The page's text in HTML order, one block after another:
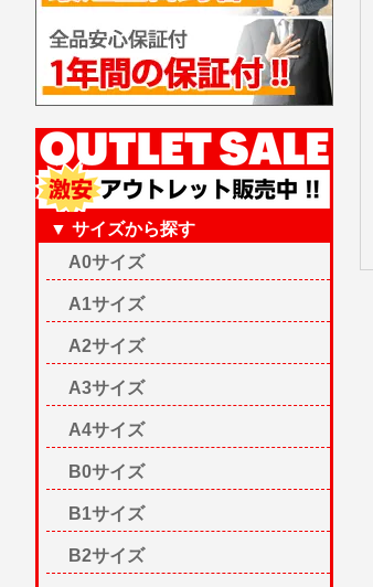
▼ サイズから探す
A0サイズ
A1サイズ
A2サイズ
A3サイズ
A4サイズ
B0サイズ
B1サイズ
B2サイズ